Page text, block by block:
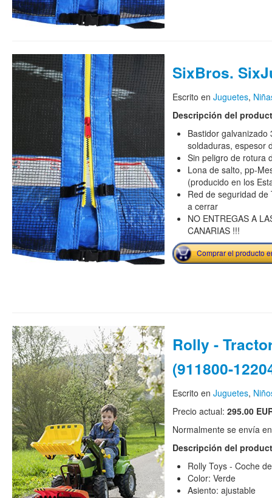
SixBros.
Escrito en Juguetes,
Descripción del
Bastidor
soldaduras, espesor
Sin peligro de rotura
Lona de salto, pp-
(producido en los
Red de seguridad
a cerrar
NO ENTREGAS A
CANARIAS !!!
Comprar el producto
Rolly -
(911800-
Escrito en Juguetes,
Precio actual: 295.00
Normalmente se envía
Descripción del
Rolly Toys - Coche
Color: Verde
Asiento: ajustable